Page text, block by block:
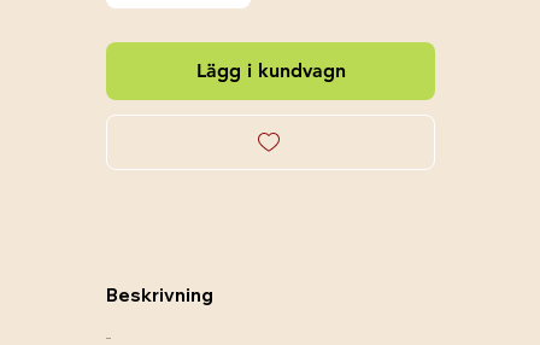
Lägg i kundvagn
Beskrivning